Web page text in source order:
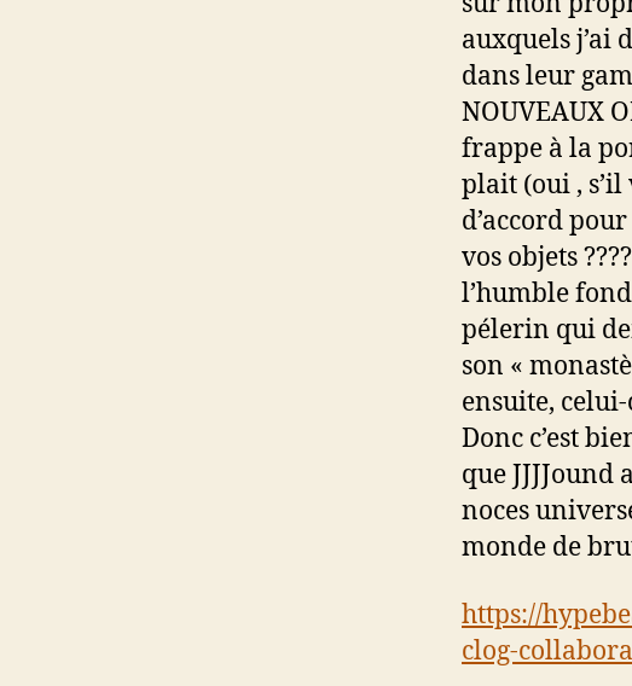
auxquels j’ai
dans leur
NOUVEAUX
frappe à la
plait (oui ,
d’accord
vos objets
l’humble
pélerin qui
son «
ensuite,
Donc c’est
que JJJJound
noces
monde de
https://
clog-